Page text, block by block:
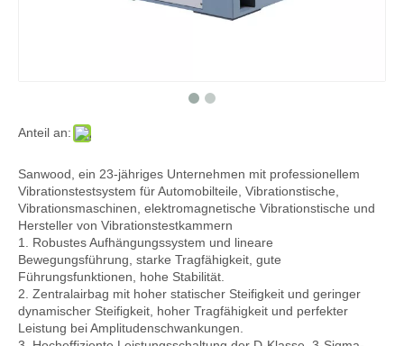
Anteil an:
Sanwood, ein 23-jähriges Unternehmen mit professionellem
Vibrationstestsystem für Automobilteile, Vibrationstische,
Vibrationsmaschinen, elektromagnetische Vibrationstische und
Hersteller von Vibrationstestkammern
1. Robustes Aufhängungssystem und lineare
Bewegungsführung, starke Tragfähigkeit, gute
Führungsfunktionen, hohe Stabilität.
2. Zentralairbag mit hoher statischer Steifigkeit und geringer
dynamischer Steifigkeit, hoher Tragfähigkeit und perfekter
Leistung bei Amplitudenschwankungen.